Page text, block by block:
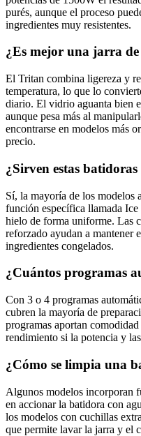
purés, aunque el proceso
ingredientes muy resistentes.
¿Es mejor una jarra
El Tritan combina ligereza y
temperatura, lo que lo
diario. El vidrio aguanta bien
aunque pesa más al
encontrarse en modelos más
precio.
¿Sirven estas
Sí, la mayoría de los modelos
función específica llamada
hielo de forma uniforme. Las
reforzado ayudan a mantener
ingredientes congelados.
¿Cuántos programas
Con 3 o 4 programas
cubren la mayoría de
programas aportan
rendimiento si la potencia y
¿Cómo se limpia una
Algunos modelos incorporan
en accionar la batidora con
los modelos con cuchillas
que permite lavar la jarra y el